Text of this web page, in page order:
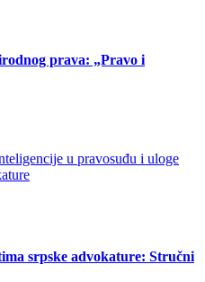
prava: „Pravo i
srpske advokature: Stručni